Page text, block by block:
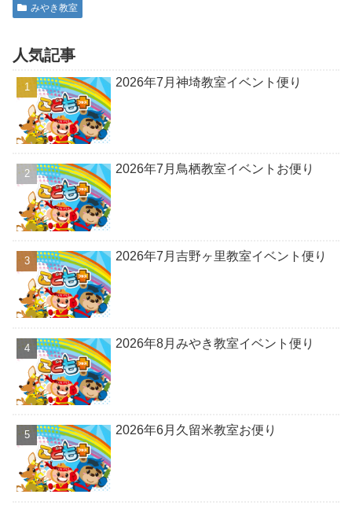
みやき教室
人気記事
2026年7月神埼教室イベント便り
2026年7月鳥栖教室イベントお便り
2026年7月吉野ヶ里教室イベント便り
2026年8月みやき教室イベント便り
2026年6月久留米教室お便り